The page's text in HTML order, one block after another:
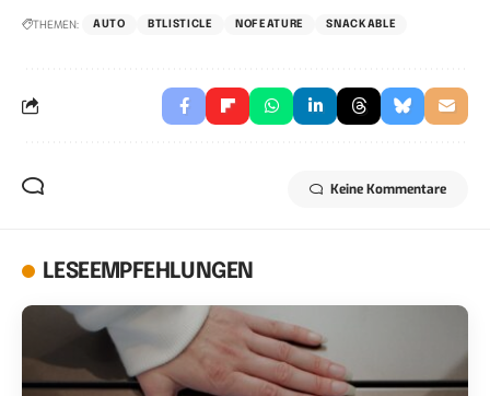
THEMEN: AUTO BTLISTICLE NOFEATURE SNACKABLE
Keine Kommentare
LESEEMPFEHLUNGEN